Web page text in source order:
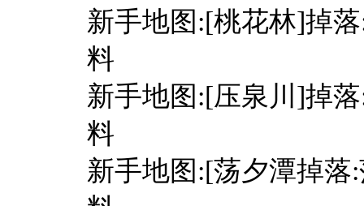
新手地图:[桃花林]掉
料
新手地图:[压泉川]掉
料
新手地图:[荡夕潭掉